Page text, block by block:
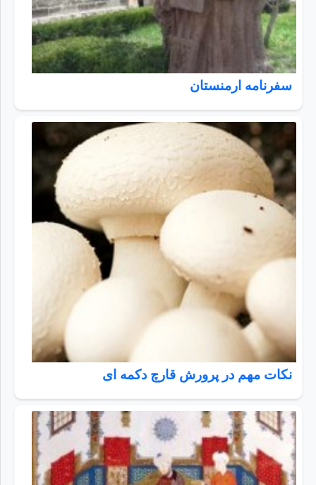
سفرنامه ارمنستان
نکات مهم در پرورش قارچ دکمه ای